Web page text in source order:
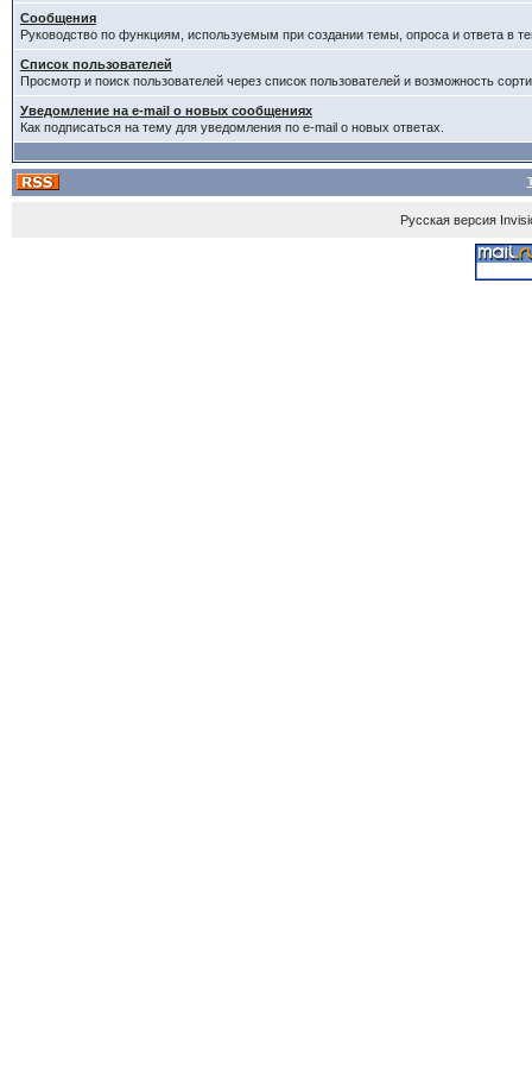
Сообщения
Руководство по функциям, используемым при создании темы, опроса и ответа в
Список пользователей
Просмотр и поиск пользователей через список пользователей и возможность
Уведомление на e-mail о новых сообщениях
Как подписаться на тему для уведомления по e-mail о новых ответах.
Русская версия